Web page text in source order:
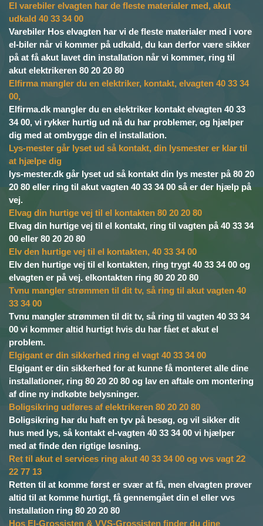
El varebiler elvagten har de fleste materialer med, akut
udkald 40 33 34 00
Varebiler Hos elvagten har vi de fleste materialer med i vore
el-biler når vi kommer på udkald, du kan derfor være sikker
på at få akut lavet din installation når vi kommer, ring til
akut elektrikeren 80 20 20 80
Elfirma mangler du en elektriker, kontakt, elvagten 40 33 34
00,
Elfirma.dk mangler du en elektriker kontakt elvagten 40 33
34 00, vi rykker hurtig ud nå du har problemer, og hjælper
dig med at ombygge din el installation.
Lys-mester går lyset ud så kontakt, din lysmester er klar til
at hjælpe dig
lys-mester.dk går lyset ud så kontakt din lys mester på 80 20
20 80 eller ring til akut vagten 40 33 34 00 så er der hjælp på
vej.
Elvag din hurtige vej til el kontakten 80 20 20 80
Elvag din hurtige vej til el kontakt, ring til vagten på 40 33 34
00 eller 80 20 20 80
Elv den hurtige vej til el kontakten, 40 33 34 00
Elv den hurtige vej til el kontakten, ring trygt 40 33 34 00 og
elvagten er på vej. elkontakten ring 80 20 20 80
Tvnu mangler strømmen til dit tv, så ring til akut vagten 40
33 34 00
Tvnu mangler strømmen til dit tv, så ring til vagten 40 33 34
00 vi kommer altid hurtigt hvis du har fået et akut el
problem.
Elgigant er din sikkerhed ring el vagt 40 33 34 00
Elgigant er din sikkerhed for at kunne få monteret alle dine
installationer, ring 80 20 20 80 og lav en aftale om montering
af dine ny indkøbte belysninger.
Boligsikring udføres af elektrikeren 80 20 20 80
Boligsikring har du haft en tyv på besøg, og vil sikker dit
hus med lys, så kontakt el-vagten 40 33 34 00 vi hjælper
med at finde den rigtige løsning.
Ret til akut el services ring akut 40 33 34 00 og vvs vagt 22
22 77 13
Retten til at komme først er svær at få, men elvagten prøver
altid til at komme hurtigt, få gennemgået din el eller vvs
installation ring 80 20 20 80
Hos El-Grossisten & VVS-Grossisten finder du dine